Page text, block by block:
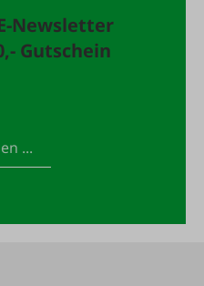
Newsletter
Gutschein